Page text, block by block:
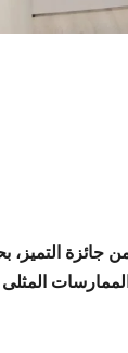
جائزة
الممارسات